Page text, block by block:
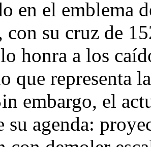
en el emblema
con su cruz de
honra a los
que representa
embargo, el
su agenda: